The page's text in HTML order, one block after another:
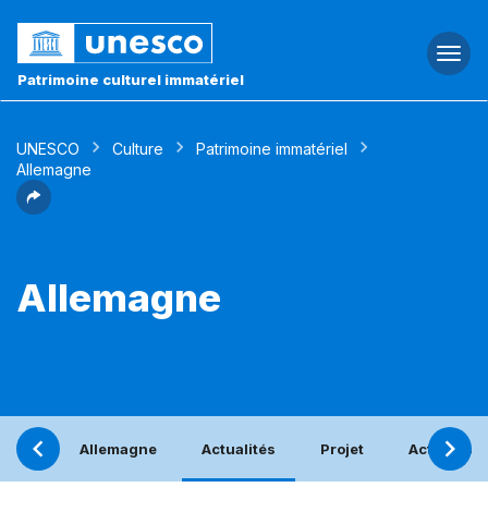
Patrimoine culturel immatériel
UNESCO Culture
Patrimoine immatériel
Allemagne
Allemagne
Allemagne Actualités Projet Activités